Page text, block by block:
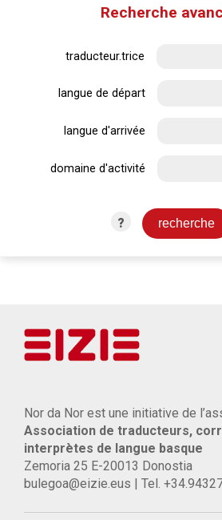
Recherche
traducteur.trice
langue de départ
langue d'arrivée
domaine d'activité
?
Nor da Nor est une initiative de
Association de traducteurs,
interprètes de langue basque
Zemoria 25 E-20013 Donostia
bulegoa@eizie.eus | Tel.